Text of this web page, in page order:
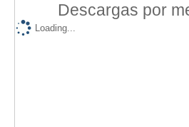
Descargas por
Loading...